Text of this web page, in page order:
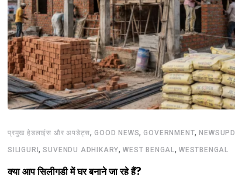
प्रमुख हेडलाइंस और अपडेट्स,GOOD NEWS,GOVERNMENT,
SILIGURI,SUVENDU ADHIKARY,WEST BENGAL,WESTBENGAL
क्या आप सिलीगुड़ी में घर बनाने जा रहे हैं?